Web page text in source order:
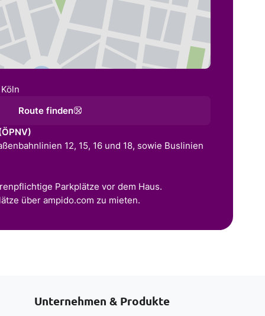
Route finden
12, 15, 16 und 18, sowie Buslinien
Parkplätze vor dem Haus.
über ampido.com zu mieten.
Unternehmen & Produkte